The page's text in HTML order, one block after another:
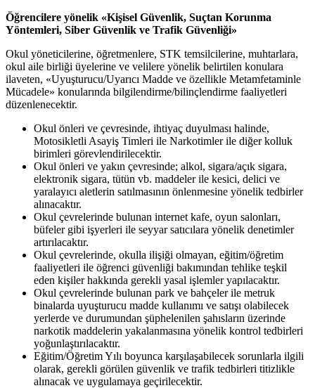
Öğrencilere yönelik «Kişisel Güvenlik, Suçtan Korunma
Yöntemleri, Siber Güvenlik ve Trafik Güvenliği»
Okul yöneticilerine, öğretmenlere, STK temsilcilerine, muhtarlara,
okul aile birliği üyelerine ve velilere yönelik belirtilen konulara
ilaveten, «Uyuşturucu/Uyarıcı Madde ve özellikle Metamfetaminle
Mücadele» konularında bilgilendirme/bilinçlendirme faaliyetleri
düzenlenecektir.
Okul önleri ve çevresinde, ihtiyaç duyulması halinde,
Motosikletli Asayiş Timleri ile Narkotimler ile diğer kolluk
birimleri görevlendirilecektir.
Okul önleri ve yakın çevresinde; alkol, sigara/açık sigara,
elektronik sigara, tütün vb. maddeler ile kesici, delici ve
yaralayıcı aletlerin satılmasının önlenmesine yönelik tedbirler
alınacaktır.
Okul çevrelerinde bulunan internet kafe, oyun salonları,
büfeler gibi işyerleri ile seyyar satıcılara yönelik denetimler
artırılacaktır.
Okul çevrelerinde, okulla ilişiği olmayan, eğitim/öğretim
faaliyetleri ile öğrenci güvenliği bakımından tehlike teşkil
eden kişiler hakkında gerekli yasal işlemler yapılacaktır.
Okul çevrelerinde bulunan park ve bahçeler ile metruk
binalarda uyuşturucu madde kullanımı ve satışı olabilecek
yerlerde ve durumundan şüphelenilen şahısların üzerinde
narkotik maddelerin yakalanmasına yönelik kontrol tedbirleri
yoğunlaştırılacaktır.
Eğitim/Öğretim Yılı boyunca karşılaşabilecek sorunlarla ilgili
olarak, gerekli görülen güvenlik ve trafik tedbirleri titizlikle
alınacak ve uygulamaya geçirilecektir.